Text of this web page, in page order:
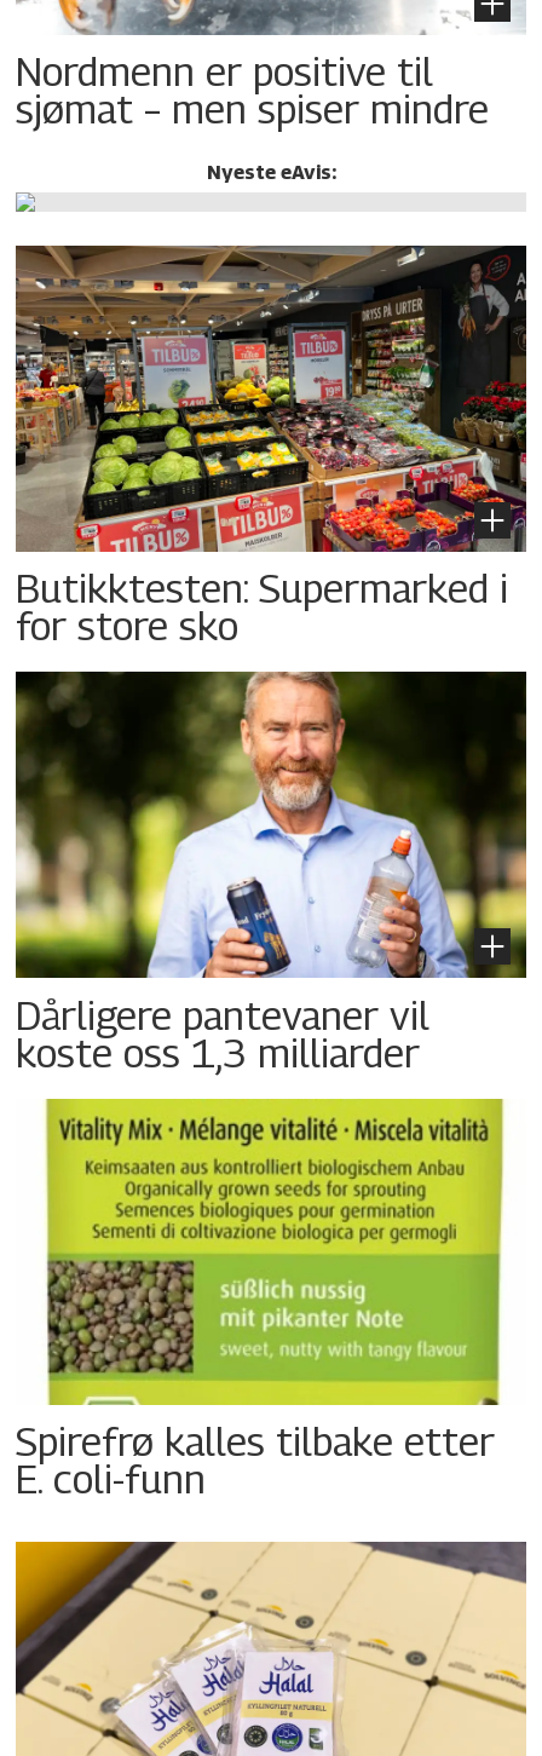
Nordmenn er positive til
sjømat – men spiser mindre
Nyeste eAvis:
Butikktesten: Supermarked i
for store sko
Dårligere pantevaner vil
koste oss 1,3 milliarder
Spirefrø kalles tilbake etter
E. coli-funn